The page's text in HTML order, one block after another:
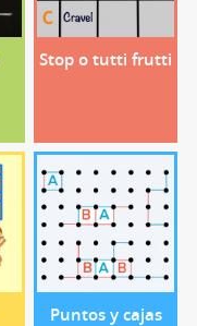
Stop o tutti frutti
Puntos y cajas